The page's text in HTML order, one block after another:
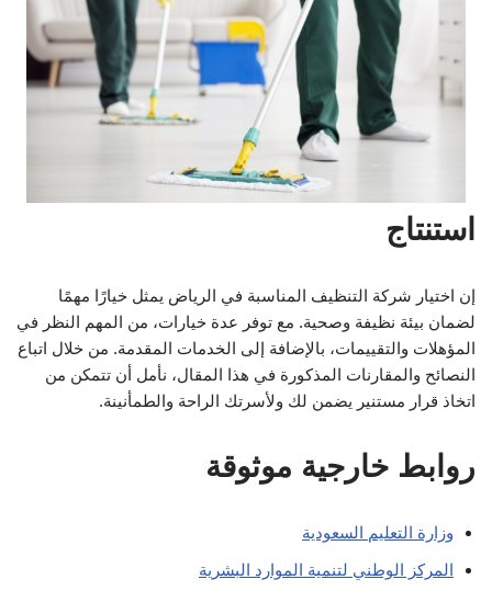
استنتاج
إن اختيار شركة التنظيف المناسبة في الرياض يمثل خيارًا مهمًا
لضمان بيئة نظيفة وصحية. مع توفر عدة خيارات، من المهم النظر في
المؤهلات والتقييمات، بالإضافة إلى الخدمات المقدمة. من خلال اتباع
النصائح والمقارنات المذكورة في هذا المقال، نأمل أن تتمكن من
اتخاذ قرار مستنير يضمن لك ولأسرتك الراحة والطمأنينة.
روابط خارجية موثوقة
وزارة التعليم السعودية
المركز الوطني لتنمية الموارد البشرية